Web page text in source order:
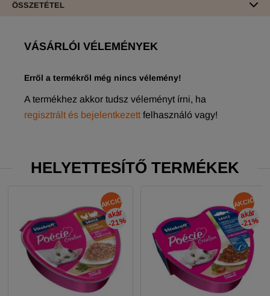
ÖSSZETÉTEL
VÁSÁRLÓI VÉLEMÉNYEK
Erről a termékről még nincs vélemény!
A termékhez akkor tudsz véleményt írni, ha
regisztrált és bejelentkezett felhasználó vagy!
HELYETTESÍTŐ TERMÉKEK
AKCIÓ
akár
-21
%
AKCIÓ
akár
-21
%